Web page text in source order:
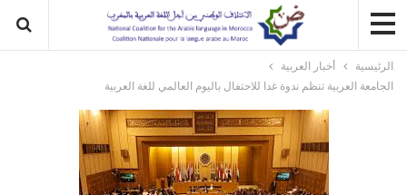
الرئيسية
أخبار العربية
الجامعة العربية تنظم ندوة غدا للاحتفال باليوم العالمي للغة العربية